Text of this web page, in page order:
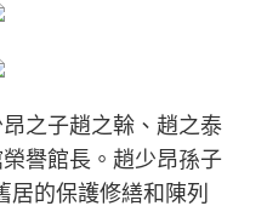
之子趙之榦、趙之泰
譽館長。趙少昂孫子
居的保護修繕和陳列